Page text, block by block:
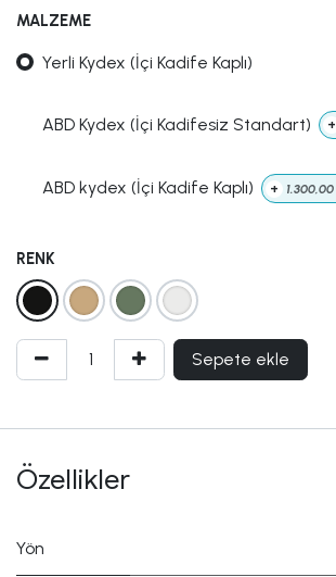
MALZEME
Yerli Kydex (İçi Kadife Kaplı)
ABD Kydex (İçi Kadifesiz Standart) +
ABD kydex (İçi Kadife Kaplı) + 1.300,00
RENK
Sepete ekle
Özellikler
Yön